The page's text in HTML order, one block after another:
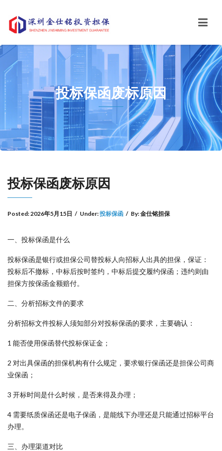
投标保函废标原因
投标保函废标原因
Posted:2026年5月15日 / Under:投标保函 / By:金仕铭担保
一、投标保函是什么
投标保函是银行或担保公司替投标人向招标人出具的担保，保证：
投标后不撤标，中标后按时签约，中标后提交履约保函；违约则由
担保方按保函金额赔付。
二、分析招标文件的要求
分析招标文件投标人须知部分对投标保函的要求，主要确认：
1 能否使用保函替代投标保证金；
2 对出具保函的担保机构有什么规定，要求银行保函还是担保公司商
业保函；
3 开标时间是什么时候，是否来得及办理；
4 需要纸质保函还是电子保函，是能线下办理还是只能通过招标平台
办理。
三、办理渠道对比